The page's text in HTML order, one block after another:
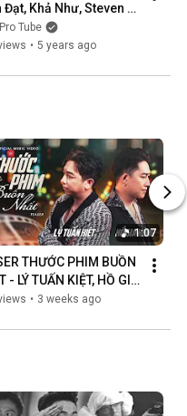
Đạt, Khả Như, Steven
Lợi Trần |
Yang Hồ 2021
Tube
• 5 years ago
1:07
THƯỚC PHIM BUỒN
- LÝ TUẤN KIỆT, HỒ GIA
| NGÀN LỜI NGƯỜI ĐÃ
• 3 weeks ago